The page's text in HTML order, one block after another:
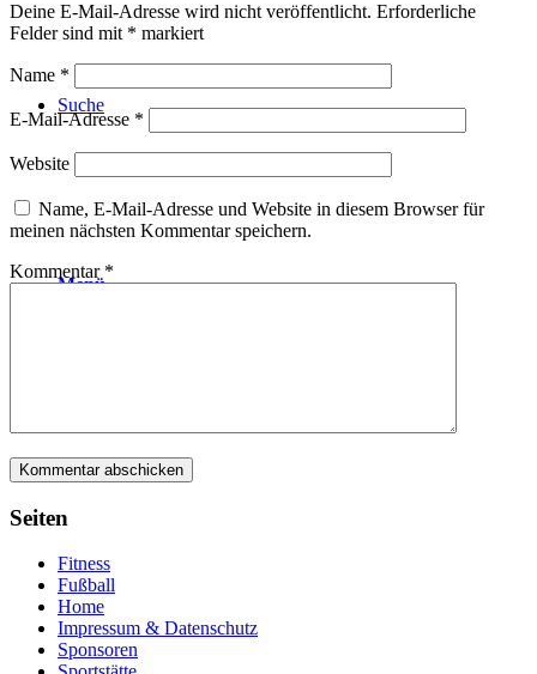
Suche
Menü
Deine E-Mail-Adresse wird nicht veröffentlicht. Erforderliche
Felder sind mit * markiert
Name *
E-Mail-Adresse *
Website
Name, E-Mail-Adresse und Website in diesem Browser für
meinen nächsten Kommentar speichern.
Kommentar *
Seiten
Fitness
Fußball
Home
Impressum & Datenschutz
Sponsoren